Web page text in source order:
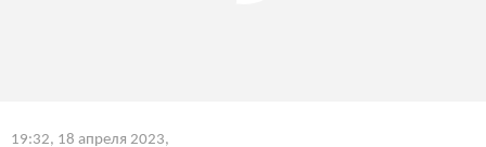
19:32, 18 апреля 2023,